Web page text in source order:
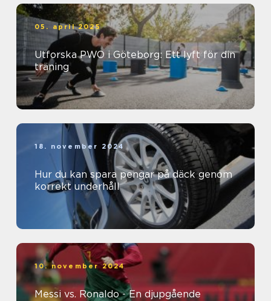
05. april 2025
Utforska PWO i Göteborg: Ett lyft för din
träning
18. november 2024
Hur du kan spara pengar på däck genom
korrekt underhåll
10. november 2024
Messi vs. Ronaldo - En djupgående